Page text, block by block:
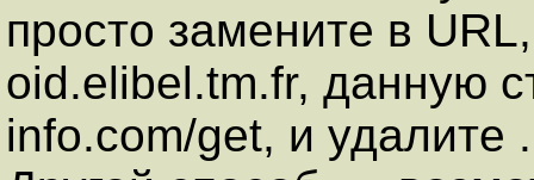
просто замените в
oid.elibel.tm.fr, данную
info.com/get, и удалите